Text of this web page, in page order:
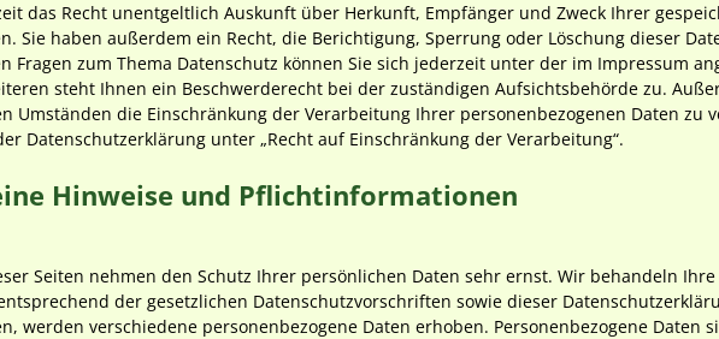
das Recht unentgeltlich Auskunft über Herkunft, Empfänger und Zweck Ihrer
Sie haben außerdem ein Recht, die Berichtigung, Sperrung oder Löschung dieser
Fragen zum Thema Datenschutz können Sie sich jederzeit unter der im Impressum
steht Ihnen ein Beschwerderecht bei der zuständigen Aufsichtsbehörde zu.
Umständen die Einschränkung der Verarbeitung Ihrer personenbezogenen Daten zu
Datenschutzerklärung unter „Recht auf Einschränkung der Verarbeitung“.
Hinweise und Pflichtinformationen
Seiten nehmen den Schutz Ihrer persönlichen Daten sehr ernst. Wir behandeln
der gesetzlichen Datenschutzvorschriften sowie dieser
werden verschiedene personenbezogene Daten erhoben. Personenbezogene Daten